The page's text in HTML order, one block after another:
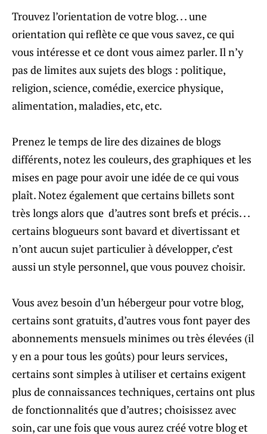
Trouvez l’orientation de votre blog. . . une
orientation qui reflète ce que vous savez, ce qui
vous intéresse et ce dont vous aimez parler. Il n’y
pas de limites aux sujets des blogs : politique,
religion, science, comédie, exercice physique,
alimentation, maladies, etc, etc.
Prenez le temps de lire des dizaines de blogs
différents, notez les couleurs, des graphiques et les
mises en page pour avoir une idée de ce qui vous
plaît. Notez également que certains billets sont
très longs alors que d’autres sont brefs et précis. . .
certains blogueurs sont bavard et divertissant et
n’ont aucun sujet particulier à développer, c’est
aussi un style personnel, que vous pouvez choisir.
Vous avez besoin d’un hébergeur pour votre blog,
certains sont gratuits, d’autres vous font payer des
abonnements mensuels minimes ou très élevées (il
y en a pour tous les goûts) pour leurs services,
certains sont simples à utiliser et certains exigent
plus de connaissances techniques, certains ont plus
de fonctionnalités que d’autres; choisissez avec
soin, car une fois que vous aurez créé votre blog et